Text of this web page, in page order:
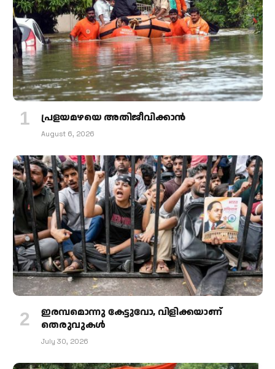
പ്രളയമഴയെ അതിജീവിക്കാന്‍
August 6, 2026
ഇരമ്പമൊന്നു കേട്ടുവോ, വിളിക്കയാണ്
തെരുവുകള്‍
July 30, 2026